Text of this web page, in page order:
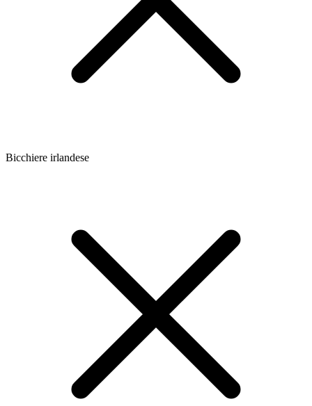
Bicchiere irlandese